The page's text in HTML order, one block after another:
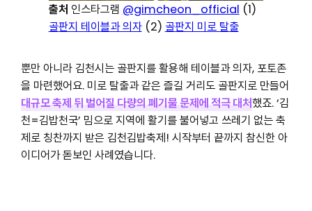
출처 인스타그램 @gimcheon_official (1)
골판지 테이블과 의자(2) 골판지 미로 탈출
뿐만 아니라 김천시는 골판지를 활용해 테이블과 의자, 포토존
을 마련했어요. 미로 탈출과 같은 즐길 거리도 골판지로 만들어
대규모 축제 뒤 벌어질 다량의 폐기물 문제에 적극 대처했죠. ‘김
천=김밥천국’ 밈으로 지역에 활기를 불어넣고 쓰레기 없는 축
제로 칭찬까지 받은 김천김밥축제! 시작부터 끝까지 참신한 아
이디어가 돋보인 사례였습니다.